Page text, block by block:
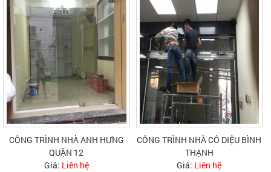
CÔNG TRÌNH NHÀ ANH HƯNG
QUẬN 12
Giá: Liên hệ
CÔNG TRÌNH NHÀ CÔ DIỆU BÌNH
THẠNH
Giá: Liên hệ